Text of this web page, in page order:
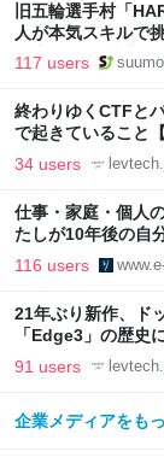
旧五輪選手村「
人が本気スキルで
向上”戦略 東京・
117 users
終わりゆくCTFと
で起きていること
34 users
仕事・家庭・個人
たしが10年後の自
116 users
21年ぶり新作、ド
「Edge3」の歴史
LAB
91 users
企業メディアをも